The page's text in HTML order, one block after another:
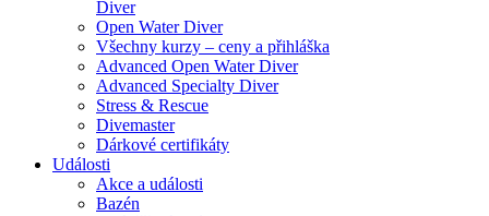
Diver
Open Water Diver
Všechny kurzy – ceny a přihláška
Advanced Open Water Diver
Advanced Specialty Diver
Stress & Rescue
Divemaster
Dárkové certifikáty
Události
Akce a události
Bazén